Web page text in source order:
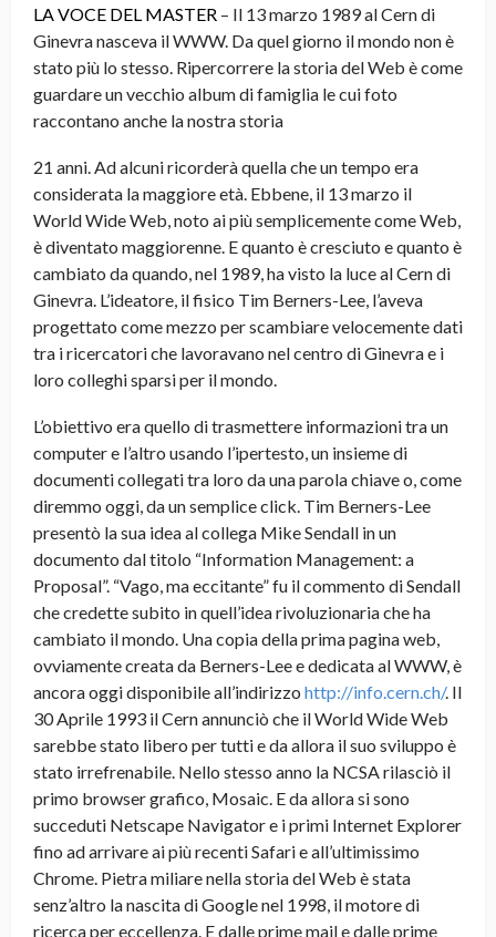
LA VOCE DEL MASTER – Il 13 marzo 1989 al Cern di
Ginevra nasceva il WWW. Da quel giorno il mondo non è
stato più lo stesso. Ripercorrere la storia del Web è come
guardare un vecchio album di famiglia le cui foto
raccontano anche la nostra storia
21 anni. Ad alcuni ricorderà quella che un tempo era
considerata la maggiore età. Ebbene, il 13 marzo il
World Wide Web, noto ai più semplicemente come Web,
è diventato maggiorenne. E quanto è cresciuto e quanto è
cambiato da quando, nel 1989, ha visto la luce al Cern di
Ginevra. L’ideatore, il fisico Tim Berners-Lee, l’aveva
progettato come mezzo per scambiare velocemente dati
tra i ricercatori che lavoravano nel centro di Ginevra e i
loro colleghi sparsi per il mondo.
L’obiettivo era quello di trasmettere informazioni tra un
computer e l’altro usando l’ipertesto, un insieme di
documenti collegati tra loro da una parola chiave o, come
diremmo oggi, da un semplice click. Tim Berners-Lee
presentò la sua idea al collega Mike Sendall in un
documento dal titolo “Information Management: a
Proposal”. “Vago, ma eccitante” fu il commento di Sendall
che credette subito in quell’idea rivoluzionaria che ha
cambiato il mondo. Una copia della prima pagina web,
ovviamente creata da Berners-Lee e dedicata al WWW, è
ancora oggi disponibile all’indirizzo http://info.cern.ch/. Il
30 Aprile 1993 il Cern annunciò che il World Wide Web
sarebbe stato libero per tutti e da allora il suo sviluppo è
stato irrefrenabile. Nello stesso anno la NCSA rilasciò il
primo browser grafico, Mosaic. E da allora si sono
succeduti Netscape Navigator e i primi Internet Explorer
fino ad arrivare ai più recenti Safari e all’ultimissimo
Chrome. Pietra miliare nella storia del Web è stata
senz’altro la nascita di Google nel 1998, il motore di
ricerca per eccellenza. E dalle prime mail e dalle prime